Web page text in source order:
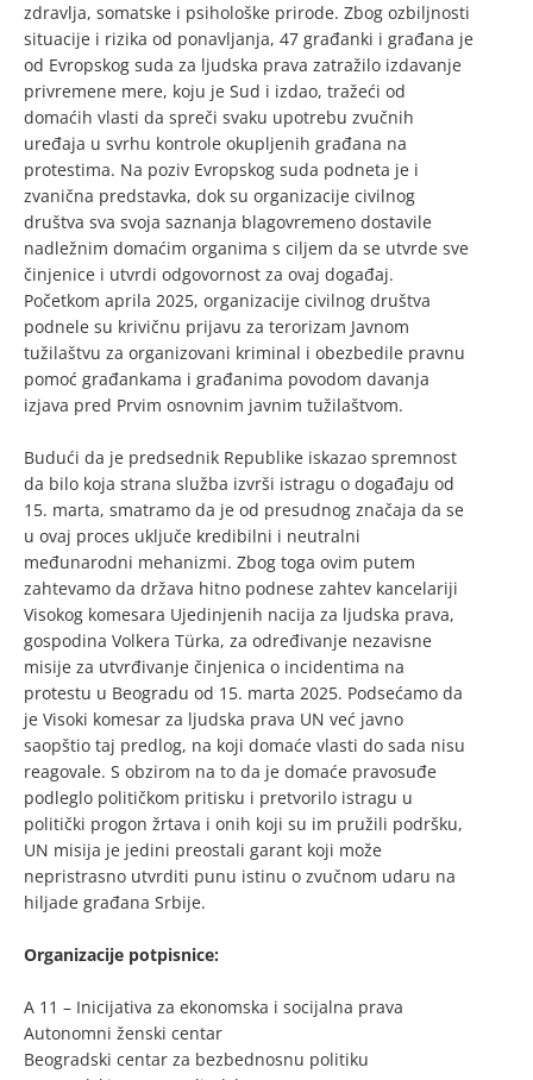
zdravlja, somatske i psihološke prirode. Zbog ozbiljnosti
situacije i rizika od ponavljanja, 47 građanki i građana je
od Evropskog suda za ljudska prava zatražilo izdavanje
privremene mere, koju je Sud i izdao, tražeći od
domaćih vlasti da spreči svaku upotrebu zvučnih
uređaja u svrhu kontrole okupljenih građana na
protestima. Na poziv Evropskog suda podneta je i
zvanična predstavka, dok su organizacije civilnog
društva sva svoja saznanja blagovremeno dostavile
nadležnim domaćim organima s ciljem da se utvrde sve
činjenice i utvrdi odgovornost za ovaj događaj.
Početkom aprila 2025, organizacije civilnog društva
podnele su krivičnu prijavu za terorizam Javnom
tužilaštvu za organizovani kriminal i obezbedile pravnu
pomoć građankama i građanima povodom davanja
izjava pred Prvim osnovnim javnim tužilaštvom.
Budući da je predsednik Republike iskazao spremnost
da bilo koja strana služba izvrši istragu o događaju od
15. marta, smatramo da je od presudnog značaja da se
u ovaj proces uključe kredibilni i neutralni
međunarodni mehanizmi. Zbog toga ovim putem
zahtevamo da država hitno podnese zahtev kancelariji
Visokog komesara Ujedinjenih nacija za ljudska prava,
gospodina Volkera Türka, za određivanje nezavisne
misije za utvrđivanje činjenica o incidentima na
protestu u Beogradu od 15. marta 2025. Podsećamo da
je Visoki komesar za ljudska prava UN već javno
saopštio taj predlog, na koji domaće vlasti do sada nisu
reagovale. S obzirom na to da je domaće pravosuđe
podleglo političkom pritisku i pretvorilo istragu u
politički progon žrtava i onih koji su im pružili podršku,
UN misija je jedini preostali garant koji može
nepristrasno utvrditi punu istinu o zvučnom udaru na
hiljade građana Srbije.
Organizacije potpisnice:
A 11 – Inicijativa za ekonomska i socijalna prava
Autonomni ženski centar
Beogradski centar za bezbednosnu politiku